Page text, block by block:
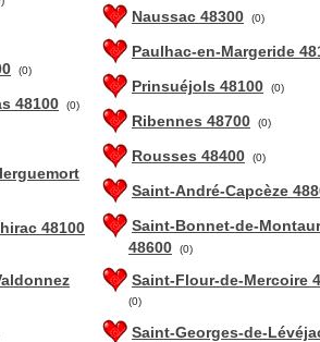
(0)
48100 (0)
48100
Naussac 48300 (0)
Paulhac-en-Margeride
Prinsuéjols 48100
(0)
Ribennes 48700 (0)
Rousses 48400 (0)
Saint-André-Capcèze
Saint-Bonnet-de-
48600
(0)
Saint-Flour-de-Mercoire
(0)
Saint-Georges-de-